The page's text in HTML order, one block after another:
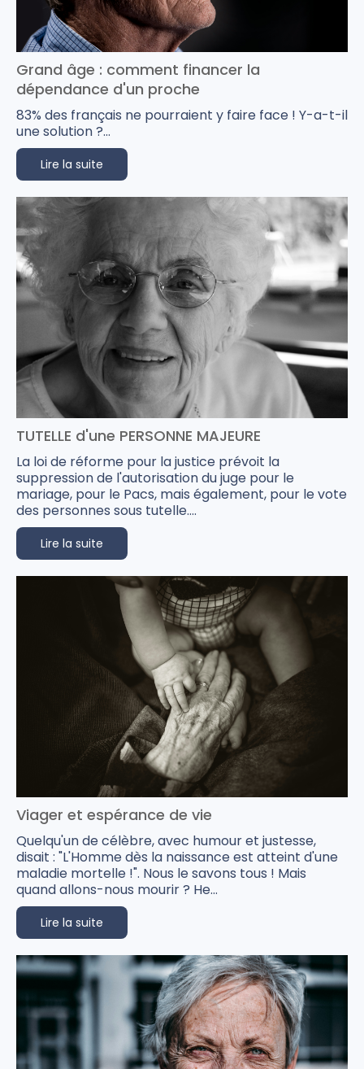
Grand âge : comment financer la
dépendance d'un proche
83% des français ne pourraient y faire face ! Y-a-t-il
une solution ?...
Lire la suite
TUTELLE d'une PERSONNE MAJEURE
La loi de réforme pour la justice prévoit la
suppression de l'autorisation du juge pour le
mariage, pour le Pacs, mais également, pour le vote
des personnes sous tutelle....
Lire la suite
Viager et espérance de vie
Quelqu'un de célèbre, avec humour et justesse,
disait : "L'Homme dès la naissance est atteint d'une
maladie mortelle !". Nous le savons tous ! Mais
quand allons-nous mourir ? He...
Lire la suite